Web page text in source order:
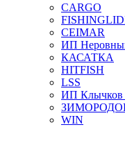
CARGO
CEIMAR
ИП
КАСАТКА
HITFISH
LSS
ИП
WIN